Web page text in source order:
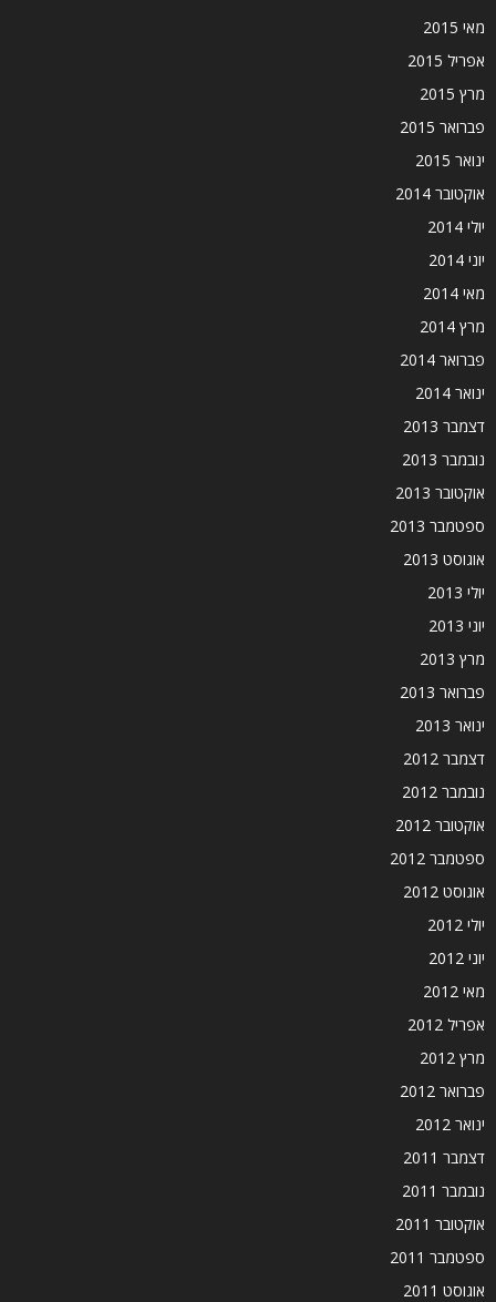
מאי 2015
אפריל 2015
מרץ 2015
פברואר 2015
ינואר 2015
אוקטובר 2014
יולי 2014
יוני 2014
מאי 2014
מרץ 2014
פברואר 2014
ינואר 2014
דצמבר 2013
נובמבר 2013
אוקטובר 2013
ספטמבר 2013
אוגוסט 2013
יולי 2013
יוני 2013
מרץ 2013
פברואר 2013
ינואר 2013
דצמבר 2012
נובמבר 2012
אוקטובר 2012
ספטמבר 2012
אוגוסט 2012
יולי 2012
יוני 2012
מאי 2012
אפריל 2012
מרץ 2012
פברואר 2012
ינואר 2012
דצמבר 2011
נובמבר 2011
אוקטובר 2011
ספטמבר 2011
אוגוסט 2011